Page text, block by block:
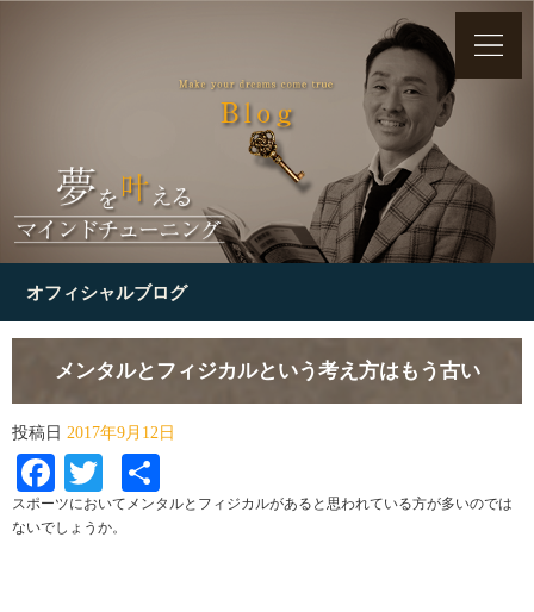
オフィシャルブログ
メンタルとフィジカルという考え方はもう古い
投稿日 2017年9月12日
Facebook
Twitter
有
スポーツにおいてメンタルとフィジカルがあると思われている方が多いのでは
ないでしょうか。